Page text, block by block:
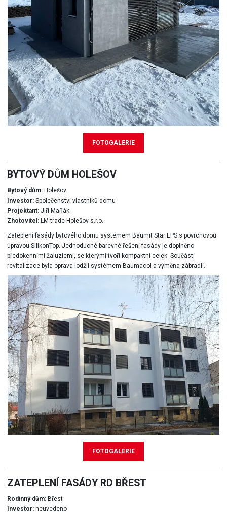
FOTOGALERIE
FOTOGALERIE
BYTOVÝ DŮM HOLEŠOV
Bytový dům:Holešov
Investor:Společenství vlastníků domu
Projektant:Jiří Maňák
Zhotovitel:LM trade Holešov s.r.o.
Zateplení fasády bytového domu systémem Baumit Star EPS s povrchovou
úpravou SilikonTop. Jednoduché barevné řešení fasády je doplněno
předokenními žaluziemi, se kterými tvoří kompaktní celek. Součástí
revitalizace byla oprava lodžií systémem Baumacol a výměna zábradlí.
ZATEPLENÍ FASÁDY RD BŘEST
Rodinný dům:Břest
Investor:neuvedeno